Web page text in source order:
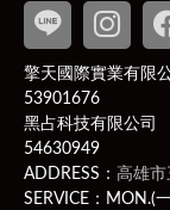
貌及完整性）的
換貨權益。
PS此商品為客製
的權利。除非商
款則可能有違約
提出民事訴訟。
相關問題請洽
擎天國際實業有限
53901676
黑占科技有限公司
54630949
ADDRESS： 高雄
SERVICE：MON.(